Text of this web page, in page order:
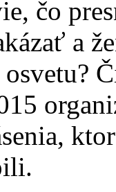
čo
a